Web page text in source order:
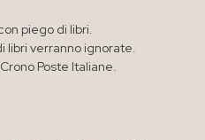
piego di libri.
libri verranno ignorate.
Poste Italiane.